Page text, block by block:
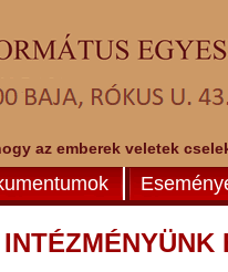
az emberek veletek
INTÉZMÉNYÜNK